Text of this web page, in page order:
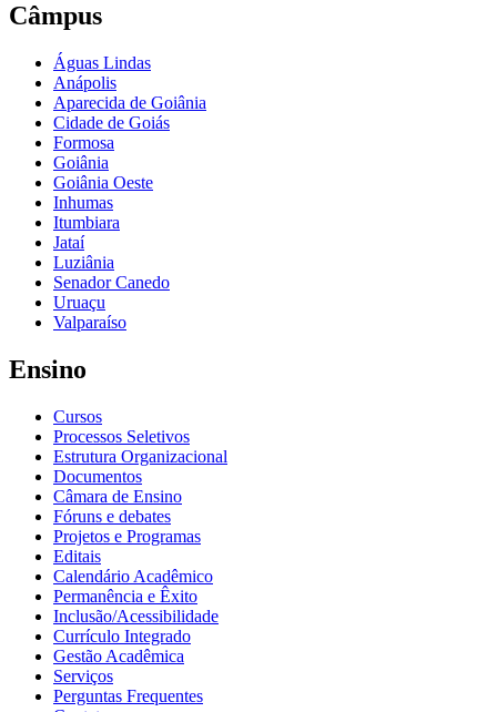
Câmpus
Águas Lindas
Anápolis
Aparecida de Goiânia
Cidade de Goiás
Formosa
Goiânia
Goiânia Oeste
Inhumas
Itumbiara
Jataí
Luziânia
Senador Canedo
Uruaçu
Valparaíso
Ensino
Cursos
Processos Seletivos
Estrutura Organizacional
Documentos
Câmara de Ensino
Fóruns e debates
Projetos e Programas
Editais
Calendário Acadêmico
Permanência e Êxito
Inclusão/Acessibilidade
Currículo Integrado
Gestão Acadêmica
Serviços
Perguntas Frequentes